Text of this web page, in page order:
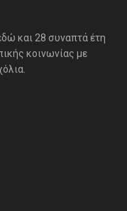
και 28 συναπτά έτη
κοινωνίας με